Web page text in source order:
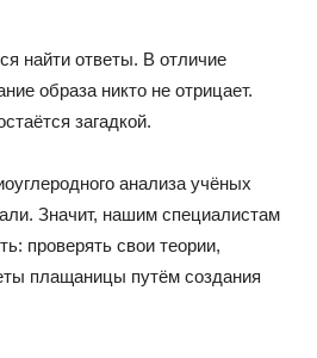
найти ответы. В отличие
образа никто не отрицает.
загадкой.
анализа учёных
. Значит, нашим специалистам
проверять свои теории,
плащаницы путём создания